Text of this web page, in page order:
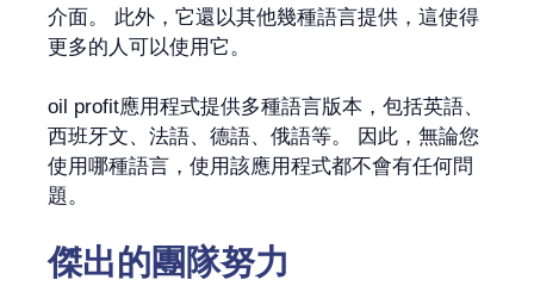
介面。 此外，它還以其他幾種語言提供，這使得
更多的人可以使用它。
oil profit應用程式提供多種語言版本，包括英語、
西班牙文、法語、德語、俄語等。 因此，無論您
使用哪種語言，使用該應用程式都不會有任何問
題。
傑出的團隊努力